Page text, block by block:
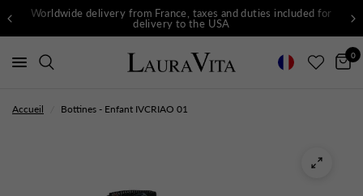
Worldwide delivery from France, taxes and duties included for
delivery to the USA
0
Accueil Bottines - Enfant IVCRIAO 01